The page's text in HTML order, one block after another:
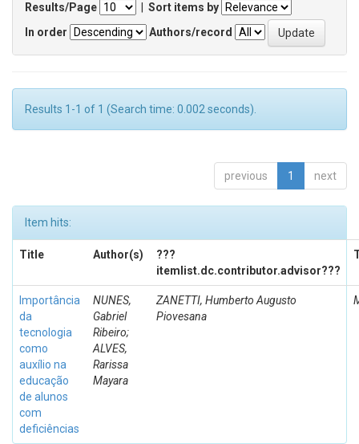
Results/Page
Sort items by
In order
Authors/record
Results 1-1 of 1 (Search time: 0.002 seconds).
previous 1 next
Item hits:
Title Author(s)
???
itemlist.dc.contributor.advisor???
Importância
da
tecnologia
como
auxílio na
educação
de alunos
com
deficiências
NUNES,
Gabriel
Ribeiro;
ALVES,
Rarissa
Mayara
ZANETTI, Humberto Augusto
Piovesana